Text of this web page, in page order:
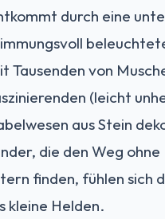
durch eine
Tausenden von
(leicht
aus Stein
die den Weg
finden, fühlen sich
kleine Helden.